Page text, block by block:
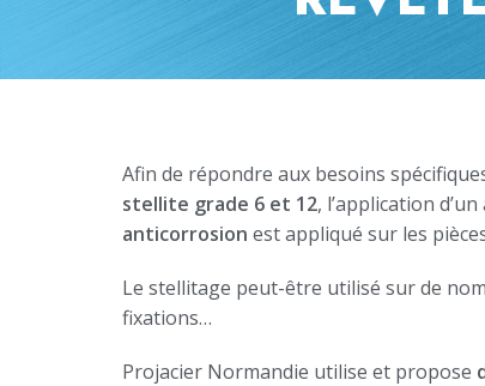
Afin de répondre aux besoins
stellite grade 6 et 12, l’application
anticorrosion est appliqué sur les
Le stellitage peut-être utilisé sur de
fixations…
Projacier Normandie utilise et propose